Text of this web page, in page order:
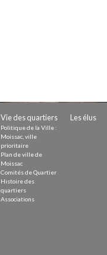
Vie des quartiers
Politique de la Ville :
Moissac, ville
prioritaire
Plan de ville de
Moissac
Comités de Quartier
Histoire des
quartiers
Associations
Les élus